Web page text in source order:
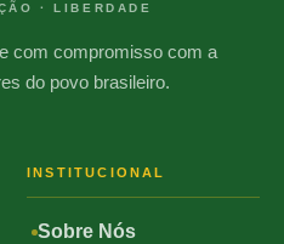
· LIBERDADE
com compromisso com a
do povo brasileiro.
INSTITUCIONAL
Sobre Nós